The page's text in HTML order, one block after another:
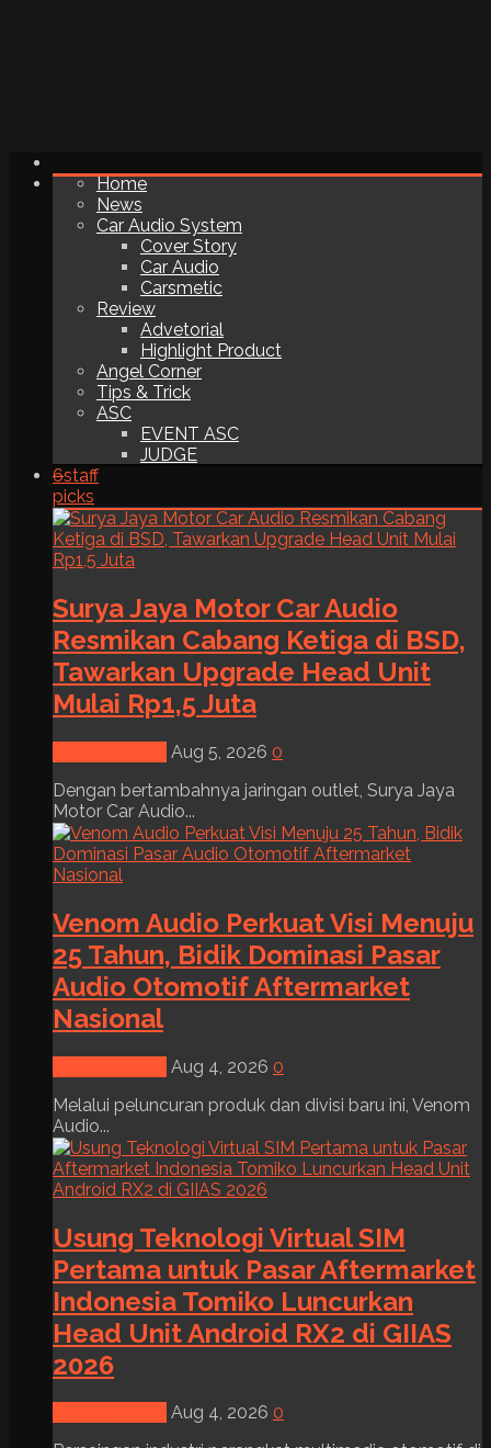
Home
News
Car Audio System
Cover Story
Car Audio
Carsmetic
Review
Advetorial
Highlight Product
Angel Corner
Tips & Trick
ASC
EVENT ASC
JUDGE
6staff
picks
Surya Jaya Motor Car Audio
Resmikan Cabang Ketiga di BSD,
Tawarkan Upgrade Head Unit
Mulai Rp1,5 Juta
Aug 5, 2026 0
Dengan bertambahnya jaringan outlet, Surya Jaya
Motor Car Audio...
Venom Audio Perkuat Visi Menuju
25 Tahun, Bidik Dominasi Pasar
Audio Otomotif Aftermarket
Nasional
Aug 4, 2026 0
Melalui peluncuran produk dan divisi baru ini, Venom
Audio...
Usung Teknologi Virtual SIM
Pertama untuk Pasar Aftermarket
Indonesia Tomiko Luncurkan
Head Unit Android RX2 di GIIAS
2026
Aug 4, 2026 0